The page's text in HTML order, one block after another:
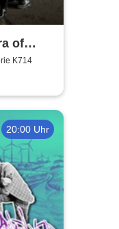
of
K714
20:00 Uhr